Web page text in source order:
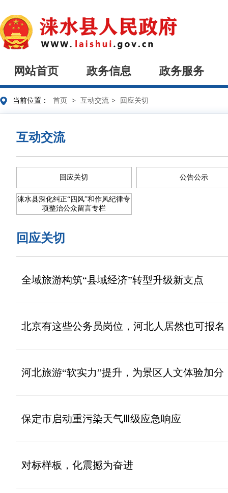
网站首页 政务信息 政务服务
当前位置： 首页 > 互动交流 > 回应关切
互动交流
回应关切 公告公示
涞水县深化纠正“四风”和作风纪律专
项整治公众留言专栏
回应关切
全域旅游构筑“县域经济”转型升级新支点
北京有这些公务员岗位，河北人居然也可报名
河北旅游“软实力”提升，为景区人文体验加分
保定市启动重污染天气Ⅲ级应急响应
对标样板，化震撼为奋进